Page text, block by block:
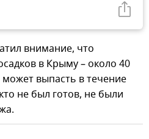
внимание, что
в Крыму – около 40
выпасть в течение
не был готов, не были